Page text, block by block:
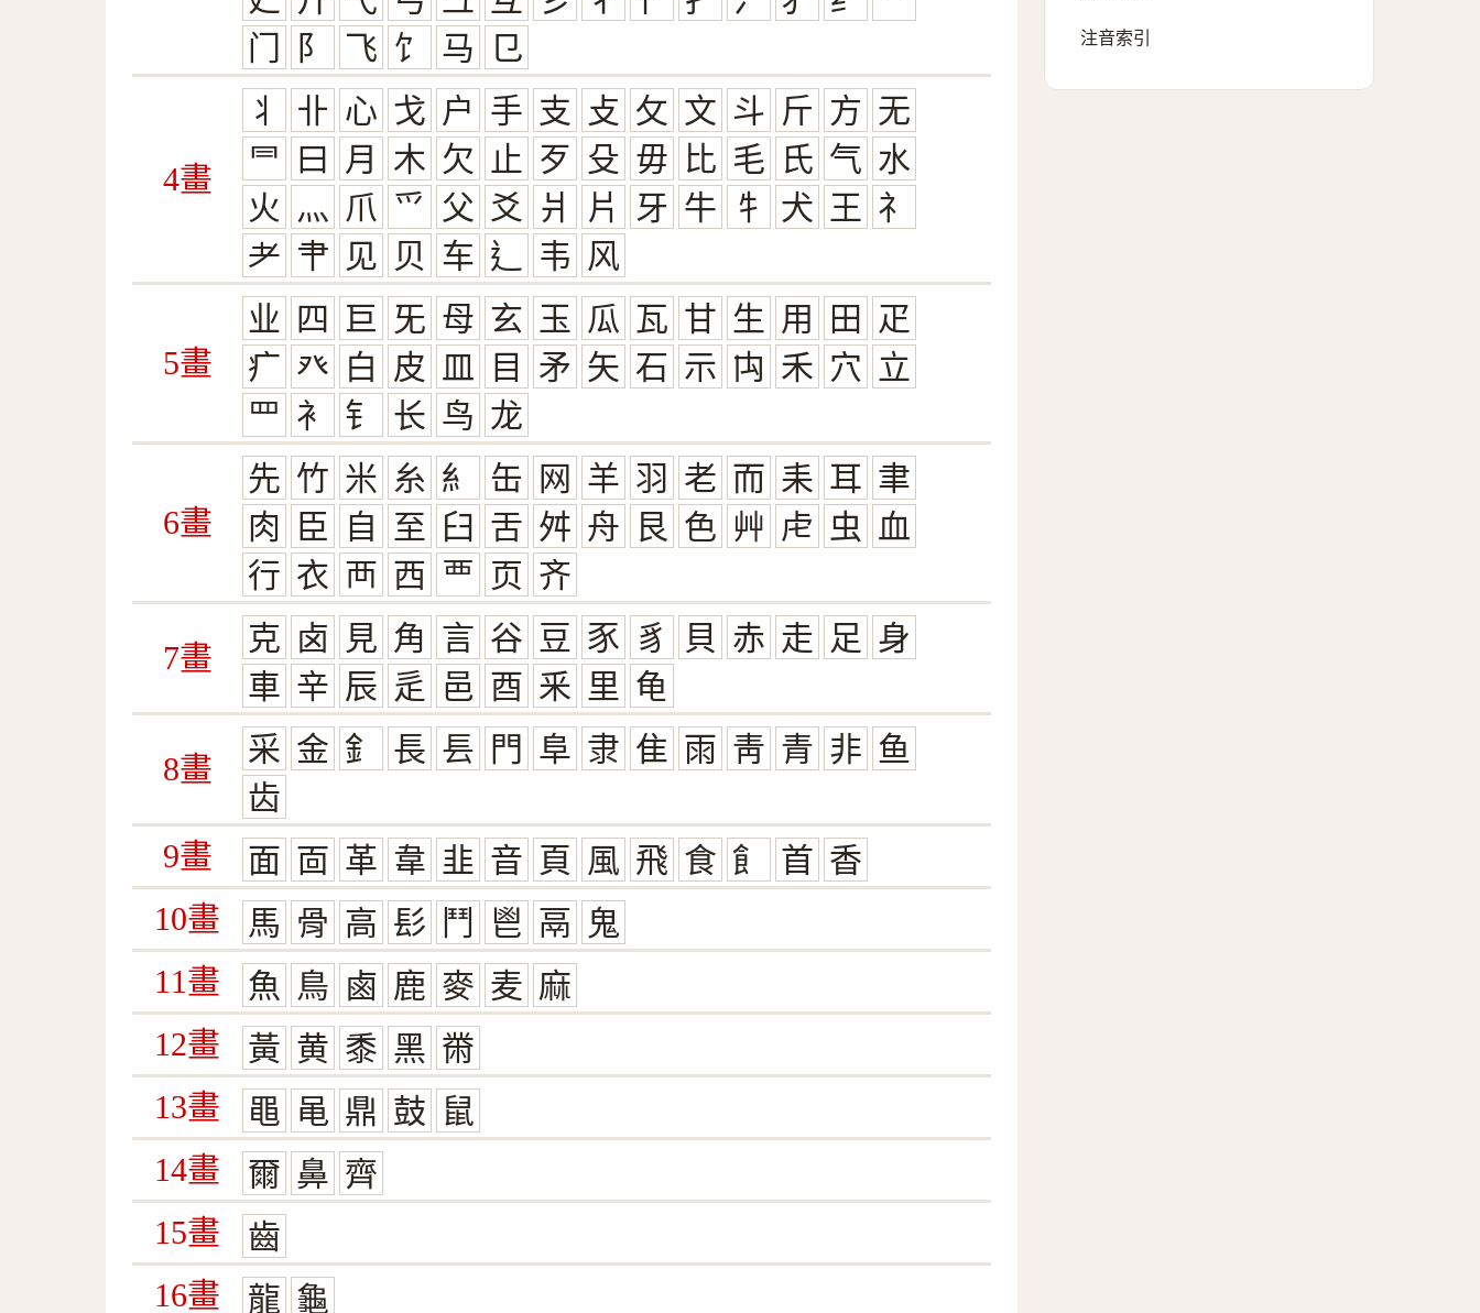
门
阝 飞 饣 马 㔾
4畫
丬 卝 心 戈 户 手 支 攴 攵 文 斗 斤 方 无
⺜
曰 月 木 欠 止 歹 殳 毋 比 毛 氏 气 水
火
灬 爪 爫 父 爻 爿 片 牙 牛 牜 犬 王 礻
耂 肀 见 贝 车 辶 韦 风
5畫
业 四 巨 旡 母 玄 玉 瓜 瓦 甘 生 用 田
疋
疒 癶 白 皮 皿 目 矛 矢 石 示 禸 禾 穴 立
罒 衤 钅 长 鸟 龙
6畫
先 竹 米 糸 糹 缶 网 羊 羽 老 而 耒 耳 聿
肉
臣 自 至 臼 舌 舛 舟 艮 色 艸 虍 虫
血
行 衣 襾 西 覀 页 齐
7畫
克 卤 見 角 言 谷 豆 豕 豸 貝 赤 走 足 身
車 辛 辰 辵 邑 酉 釆 里 龟
8畫
采 金 釒 長 镸 門 阜 隶 隹 雨 靑 青 非 鱼
齿
9畫
面 靣 革 韋 韭 音 頁 風 飛 食 飠 首 香
10畫
馬 骨 高 髟 鬥 鬯 鬲 鬼
11畫
魚 鳥 鹵 鹿 麥 麦 麻
12畫
黃 黄 黍 黑 黹
13畫
黽 黾 鼎 鼓 鼠
14畫
爾 鼻 齊
15畫
齒
16畫
龍 龜
注音索引